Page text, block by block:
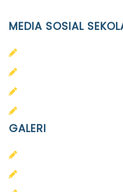
MEDIA SOSIAL
GALERI